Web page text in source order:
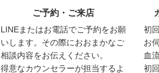
ご予約・ご来店
LINEまたはお電話でご予約をお願
いします。その際におおまかなご
相談内容をお伝えください。
得意なカウンセラーが担当するよ
初
お
血
初